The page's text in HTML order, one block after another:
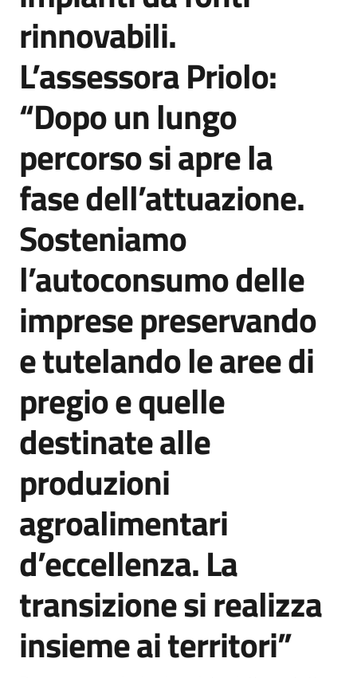
rinnovabili.
L’assessora Priolo:
“Dopo un lungo
percorso si apre la
fase dell’attuazione.
Sosteniamo
l’autoconsumo delle
imprese preservando
e tutelando le aree di
pregio e quelle
destinate alle
produzioni
agroalimentari
d’eccellenza. La
transizione si realizza
insieme ai territori”